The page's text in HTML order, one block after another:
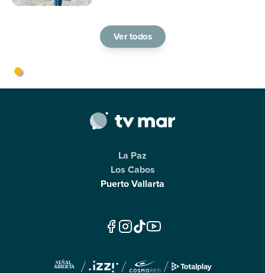
Ver todos
La Paz
Los Cabos
Puerto Vallarta